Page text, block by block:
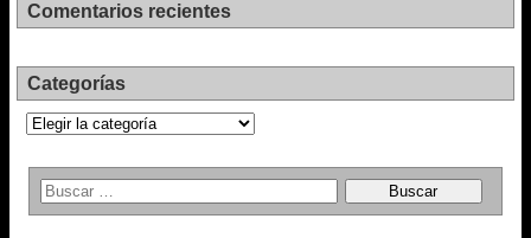
Comentarios recientes
Categorías
Categorías